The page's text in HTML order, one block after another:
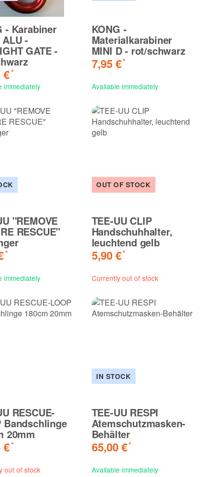
- Karabiner
-
GATE -
€*
immediately
KONG -
Materialkarabiner
MINI D - rot/schwarz
7,95 €*
Available immediately
"REMOVE
RESCUE"
*
immediately
OUT OF STOCK
TEE-UU CLIP
Handschuhhalter,
leuchtend gelb
5,90 €*
Currently out of stock
RESCUE-
Bandschlinge
20mm
€*
out of stock
IN STOCK
TEE-UU RESPI
Atemschutzmasken-
Behälter
65,00 €*
Available immediately
LED Fenix PD36R ACE LED
Taschenlampe
109,90 €*